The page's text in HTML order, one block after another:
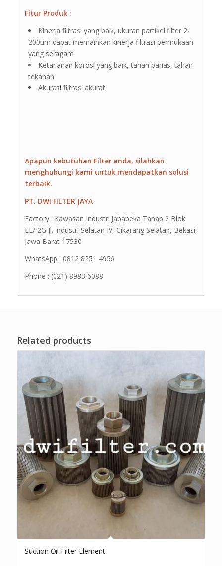
Fitur Produk :
Kinerja filtrasi yang baik, ukuran partikel filter 2-
200um dapat memainkan kinerja filtrasi permukaan
yang seragam
Ketahanan korosi yang baik, tahan panas, tahan
tekanan
Akurasi filtrasi akurat
Apapun kebutuhan Filter anda, silahkan
menghubungi kami untuk mendapatkan solusi
terbaik.
PT. DWI FILTER JAYA
Factory : Kawasan Industri Jababeka Tahap 2 Blok
EE/ 2G Jl. Industri Selatan IV, Cikarang Selatan, Bekasi,
Jawa Barat 17530
WhatsApp : 0812 8251 4956
Phone : (021) 8983 6088
Related products
Suction Oil Filter Element